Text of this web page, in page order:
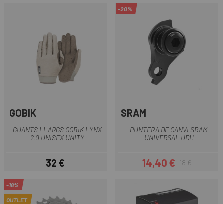
GOBIK
GUANTS LLARGS GOBIK LYNX
2.0 UNISEX UNITY
Preu
32 €
-20%
SRAM
PUNTERA DE CANVI SRAM
UNIVERSAL UDH
Preu
14,40 €Preu regular
18 €
-18%
OUTLET